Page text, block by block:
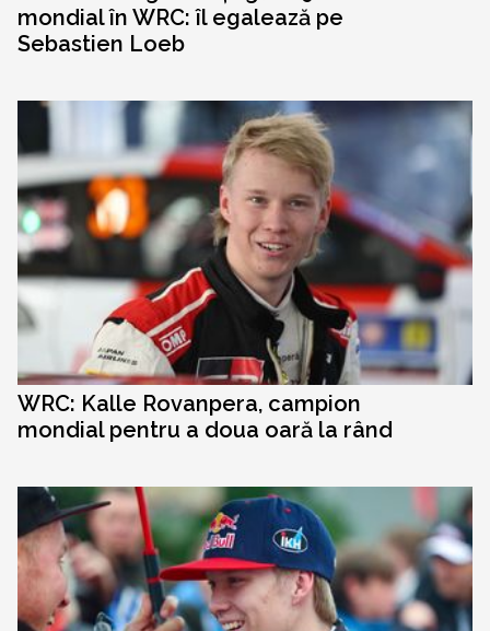
mondial în WRC: îl egalează pe
Sebastien Loeb
WRC: Kalle Rovanpera, campion
mondial pentru a doua oară la rând